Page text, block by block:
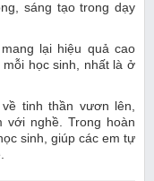
sáng tạo trong dạy
lại hiệu quả cao
học sinh, nhất là ở
tinh thần vươn lên,
với nghề. Trong hoàn
sinh, giúp các em tự